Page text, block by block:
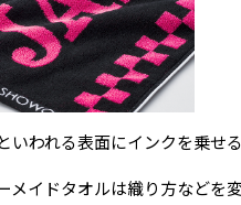
いわれる表面にインクを乗せ
メイドタオルは織り方などを